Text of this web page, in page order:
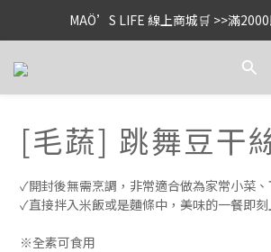
MAÖ’S LIFE 線上商城🛒 >>滿
[毛蔬] 跳舞豆干
✓開封後無需烹調，非常適合做為家常小菜
✓直接拌入米飯或是麵條中，美味的一餐即刻
※全素可食用